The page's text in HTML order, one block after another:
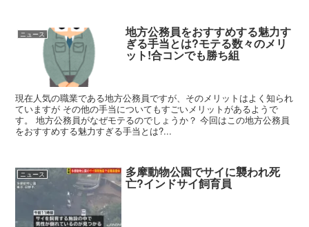
ニュース 地方公務員をおすすめする魅力す
ぎる手当とは?モテる数々のメリ
ット!合コンでも勝ち組
現在人気の職業である地方公務員ですが、そのメリットはよく知られ
ていますが その他の手当についてもすごいメリットがあるようで
す。 地方公務員がなぜモテるのでしょうか？ 今回はこの地方公務員
をおすすめする魅力すぎる手当とは?...
ニュース 多摩動物公園でサイに襲われ死
亡?インドサイ飼育員